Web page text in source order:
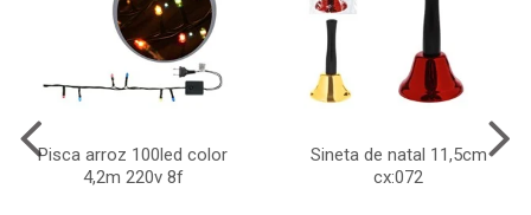
Pisca arroz 100led color
4,2m 220v 8f
Sineta de natal 11,5cm
cx:072